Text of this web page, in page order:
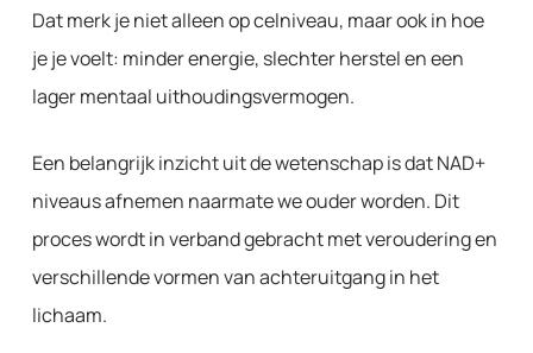
Dat merk je niet alleen op celniveau, maar ook in hoe
je je voelt: minder energie, slechter herstel en een
lager mentaal uithoudingsvermogen.
Een belangrijk inzicht uit de wetenschap is dat NAD+
niveaus afnemen naarmate we ouder worden. Dit
proces wordt in verband gebracht met veroudering en
verschillende vormen van achteruitgang in het
lichaam.